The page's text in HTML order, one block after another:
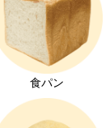
のは私たちが
食パン